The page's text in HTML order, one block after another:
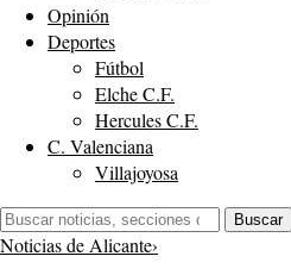
Opinión
Deportes
Fútbol
Elche C.F.
Hercules C.F.
C. Valenciana
Villajoyosa
Buscar:
Buscar
Noticias de Alicante›